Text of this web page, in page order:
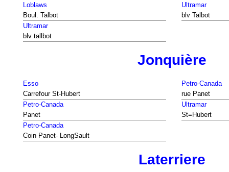
Loblaws
Boul. Talbot
Ultramar
blv Talbot
Ultramar
blv tallbot
Jonquière
Esso
Carrefour St-Hubert
Petro-Canada
rue Panet
Petro-Canada
Panet
Ultramar
St=Hubert
Petro-Canada
Coin Panet- LongSault
Laterriere